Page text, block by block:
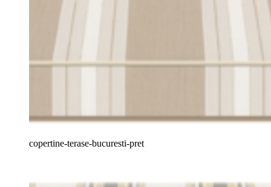
copertine-terase-bucuresti-pret